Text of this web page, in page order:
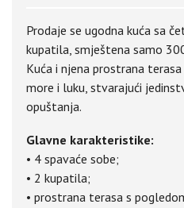
Prodaje se ugodna kuća sa
kupatila, smještena samo
Kuća i njena prostrana
more i luku, stvarajući
opuštanja.
Glavne karakteristike:
• 4 spavaće sobe;
• 2 kupatila;
• prostrana terasa s